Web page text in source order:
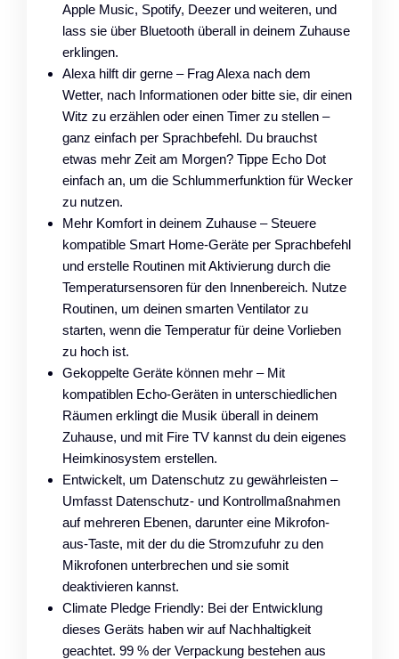
Apple Music, Spotify, Deezer und weiteren, und
lass sie über Bluetooth überall in deinem Zuhause
erklingen.
Alexa hilft dir gerne – Frag Alexa nach dem
Wetter, nach Informationen oder bitte sie, dir einen
Witz zu erzählen oder einen Timer zu stellen –
ganz einfach per Sprachbefehl. Du brauchst
etwas mehr Zeit am Morgen? Tippe Echo Dot
einfach an, um die Schlummerfunktion für Wecker
zu nutzen.
Mehr Komfort in deinem Zuhause – Steuere
kompatible Smart Home-Geräte per Sprachbefehl
und erstelle Routinen mit Aktivierung durch die
Temperatursensoren für den Innenbereich. Nutze
Routinen, um deinen smarten Ventilator zu
starten, wenn die Temperatur für deine Vorlieben
zu hoch ist.
Gekoppelte Geräte können mehr – Mit
kompatiblen Echo-Geräten in unterschiedlichen
Räumen erklingt die Musik überall in deinem
Zuhause, und mit Fire TV kannst du dein eigenes
Heimkinosystem erstellen.
Entwickelt, um Datenschutz zu gewährleisten –
Umfasst Datenschutz- und Kontrollmaßnahmen
auf mehreren Ebenen, darunter eine Mikrofon-
aus-Taste, mit der du die Stromzufuhr zu den
Mikrofonen unterbrechen und sie somit
deaktivieren kannst.
Climate Pledge Friendly: Bei der Entwicklung
dieses Geräts haben wir auf Nachhaltigkeit
geachtet. 99 % der Verpackung bestehen aus